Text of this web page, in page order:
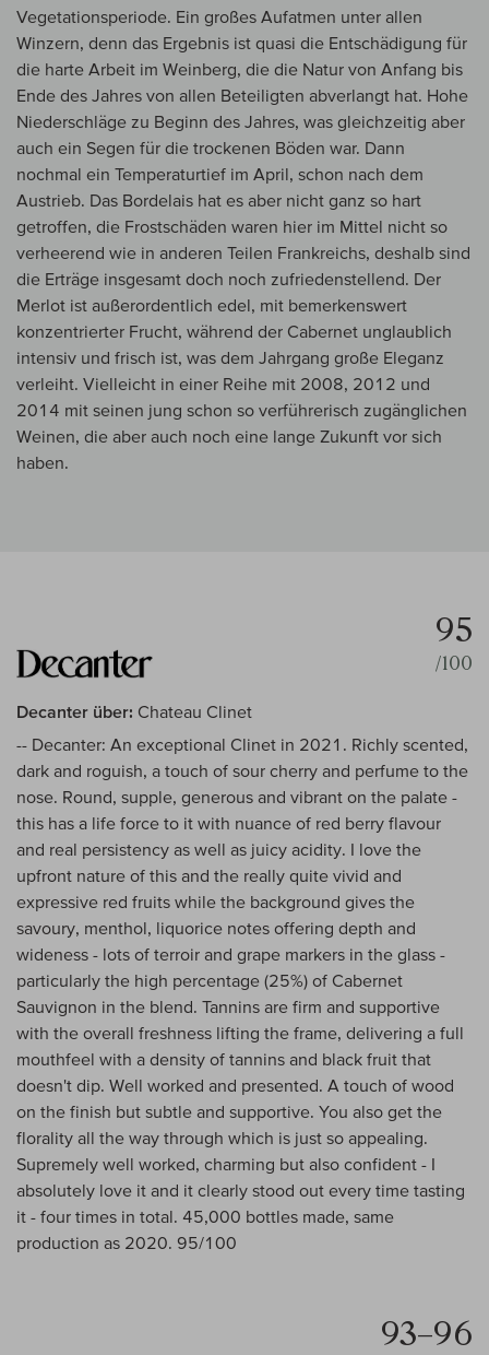
Vegetationsperiode. Ein großes Aufatmen unter allen
Winzern, denn das Ergebnis ist quasi die Entschädigung für
die harte Arbeit im Weinberg, die die Natur von Anfang bis
Ende des Jahres von allen Beteiligten abverlangt hat. Hohe
Niederschläge zu Beginn des Jahres, was gleichzeitig aber
auch ein Segen für die trockenen Böden war. Dann
nochmal ein Temperaturtief im April, schon nach dem
Austrieb. Das Bordelais hat es aber nicht ganz so hart
getroffen, die Frostschäden waren hier im Mittel nicht so
verheerend wie in anderen Teilen Frankreichs, deshalb sind
die Erträge insgesamt doch noch zufriedenstellend. Der
Merlot ist außerordentlich edel, mit bemerkenswert
konzentrierter Frucht, während der Cabernet unglaublich
intensiv und frisch ist, was dem Jahrgang große Eleganz
verleiht. Vielleicht in einer Reihe mit 2008, 2012 und
2014 mit seinen jung schon so verführerisch zugänglichen
Weinen, die aber auch noch eine lange Zukunft vor sich
haben.
95
/100
Decanter über: Chateau Clinet
-- Decanter: An exceptional Clinet in 2021. Richly scented,
dark and roguish, a touch of sour cherry and perfume to the
nose. Round, supple, generous and vibrant on the palate -
this has a life force to it with nuance of red berry flavour
and real persistency as well as juicy acidity. I love the
upfront nature of this and the really quite vivid and
expressive red fruits while the background gives the
savoury, menthol, liquorice notes offering depth and
wideness - lots of terroir and grape markers in the glass -
particularly the high percentage (25%) of Cabernet
Sauvignon in the blend. Tannins are firm and supportive
with the overall freshness lifting the frame, delivering a full
mouthfeel with a density of tannins and black fruit that
doesn't dip. Well worked and presented. A touch of wood
on the finish but subtle and supportive. You also get the
florality all the way through which is just so appealing.
Supremely well worked, charming but also confident - I
absolutely love it and it clearly stood out every time tasting
it - four times in total. 45,000 bottles made, same
production as 2020. 95/100
93–96